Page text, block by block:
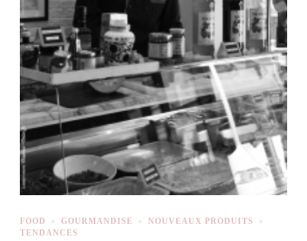
FOOD GOURMANDISE
NOUVEAUX PRODUITS
TENDANCES